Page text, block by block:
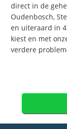
direct in de
Oudenbosch,
en uiteraard in
kiest en met
verdere